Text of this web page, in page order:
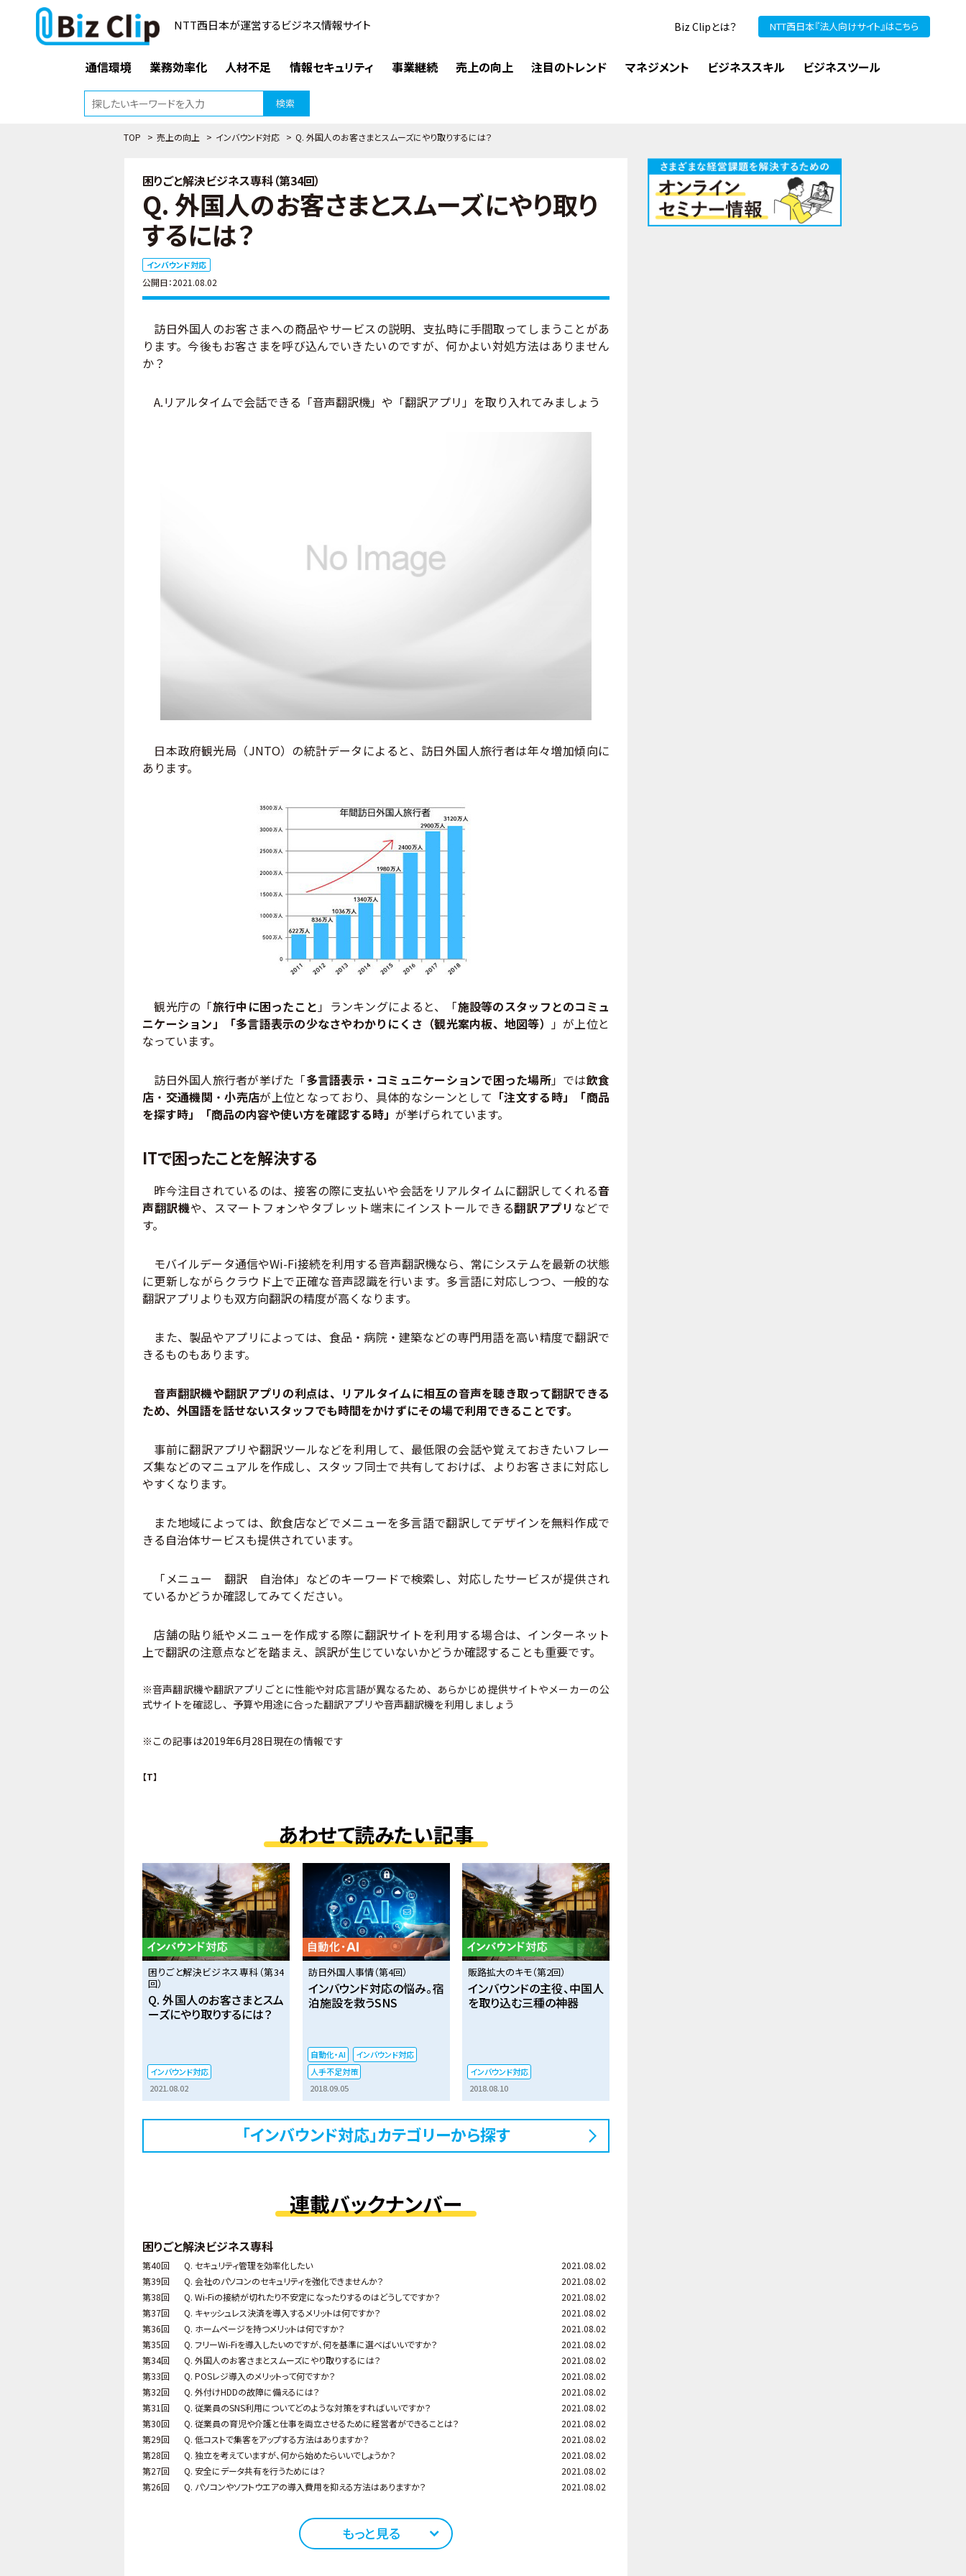
NTT西日本が運営するビジネス情報サイト Biz Clipとは？ NTT西日本『法人向けサイト』はこちら
通信環境 業務効率化 人材不足 情報セキュリティ 事業継続 売上の向上 注目のトレンド マネジメント ビジネススキル ビジネスツール
検索
TOP > 売上の向上 > インバウンド対応 > Q. 外国人のお客さまとスムーズにやり取りするには？
困りごと解決ビジネス専科（第34回）
Q. 外国人のお客さまとスムーズにやり取り
するには？
インバウンド対応
公開日：2021.08.02
訪日外国人のお客さまへの商品やサービスの説明、支払時に手間取ってしまうことがあ
ります。今後もお客さまを呼び込んでいきたいのですが、何かよい対処方法はありません
か？
A.リアルタイムで会話できる「音声翻訳機」や「翻訳アプリ」を取り入れてみましょう
日本政府観光局（JNTO）の統計データによると、訪日外国人旅行者は年々増加傾向に
あります。
観光庁の「旅行中に困ったこと」ランキングによると、「施設等のスタッフとのコミュ
ニケーション」「多言語表示の少なさやわかりにくさ（観光案内板、地図等） 」が上位と
なっています。
訪日外国人旅行者が挙げた「多言語表示・コミュニケーションで困った場所」では飲食
店 ・ 交通機関 ・小売店が上位となっており、具体的なシーンとして 「注文する時」「商品
を探す時」「商品の内容や使い方を確認する時」 が挙げられています。
ITで困ったことを解決する
昨今注目されているのは、接客の際に支払いや会話をリアルタイムに翻訳してくれる音
声翻訳機や、スマートフォンやタブレット端末にインストールできる翻訳アプリ などで
す。
モバイルデータ通信やWi-Fi接続を利用する音声翻訳機なら、常にシステムを最新の状態
に更新しながらクラウド上で正確な音声認識を行います。多言語に対応しつつ、一般的な
翻訳アプリよりも双方向翻訳の精度が高くなります。
また、製品やアプリによっては、食品・病院・建築などの専門用語を高い精度で翻訳で
きるものもあります。
音声翻訳機や翻訳アプリの利点は、リアルタイムに相互の音声を聴き取って翻訳できる
ため、外国語を話せないスタッフでも時間をかけずにその場で利用できることです。
事前に翻訳アプリや翻訳ツールなどを利用して、最低限の会話や覚えておきたいフレー
ズ集などのマニュアルを作成し、スタッフ同士で共有しておけば、よりお客さまに対応し
やすくなります。
また地域によっては、飲食店などでメニューを多言語で翻訳してデザインを無料作成で
きる自治体サービスも提供されています。
「メニュー 翻訳 自治体」などのキーワードで検索し、対応したサービスが提供され
ているかどうか確認してみてください。
店舗の貼り紙やメニューを作成する際に翻訳サイトを利用する場合は、インターネット
上で翻訳の注意点などを踏まえ、誤訳が生じていないかどうか確認することも重要です。
※音声翻訳機や翻訳アプリごとに性能や対応言語が異なるため、あらかじめ提供サイトやメーカーの公
式サイトを確認し、予算や用途に合った翻訳アプリや音声翻訳機を利用しましょう
※この記事は2019年6月28日現在の情報です
【T】
あわせて読みたい記事
困りごと解決ビジネス専科（第34
回）
Q. 外国人のお客さまとスム
ーズにやり取りするには？
インバウンド対応
2021.08.02
訪日外国人事情（第4回）
インバウンド対応の悩み。宿
泊施設を救うSNS
自動化・AI
インバウンド対応
人手不足対策
2018.09.05
販路拡大のキモ（第2回）
インバウンドの主役、中国人
を取り込む三種の神器
インバウンド対応
2018.08.10
「インバウンド対応」カテゴリーから探す
連載バックナンバー
困りごと解決ビジネス専科
第40回 Q. セキュリティ管理を効率化したい
2021.08.02
第39回
Q. 会社のパソコンのセキュリティを強化できませんか？
2021.08.02
第38回
Q. Wi-Fiの接続が切れたり不安定になったりするのはどうしてですか？
2021.08.02
第37回
Q. キャッシュレス決済を導入するメリットは何ですか？
2021.08.02
第36回
Q. ホームページを持つメリットは何ですか？
2021.08.02
第35回
Q. フリーWi-Fiを導入したいのですが、何を基準に選べばいいですか？
2021.08.02
第34回
Q. 外国人のお客さまとスムーズにやり取りするには？
2021.08.02
第33回
Q. POSレジ導入のメリットって何ですか？
2021.08.02
第32回
Q. 外付けHDDの故障に備えるには？
2021.08.02
第31回
Q. 従業員のSNS利用についてどのような対策をすればいいですか？
2021.08.02
第30回
Q. 従業員の育児や介護と仕事を両立させるために経営者ができることは？
2021.08.02
第29回
Q. 低コストで集客をアップする方法はありますか？
2021.08.02
第28回
Q. 独立を考えていますが、何から始めたらいいでしょうか？
2021.08.02
第27回
Q. 安全にデータ共有を行うためには？
2021.08.02
第26回
Q. パソコンやソフトウエアの導入費用を抑える方法はありますか？ 2021.08.02
もっと見る